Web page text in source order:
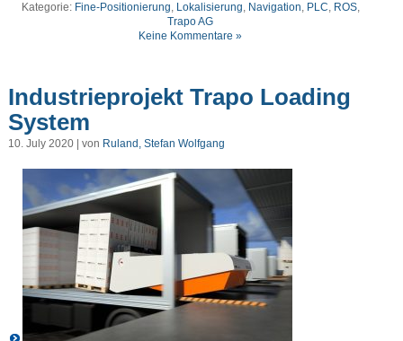
Kategorie: Fine-Positionierung, Lokalisierung, Navigation, PLC, ROS,
Trapo AG
Keine Kommentare »
Industrieprojekt Trapo Loading
System
10. July 2020 | von Ruland, Stefan Wolfgang